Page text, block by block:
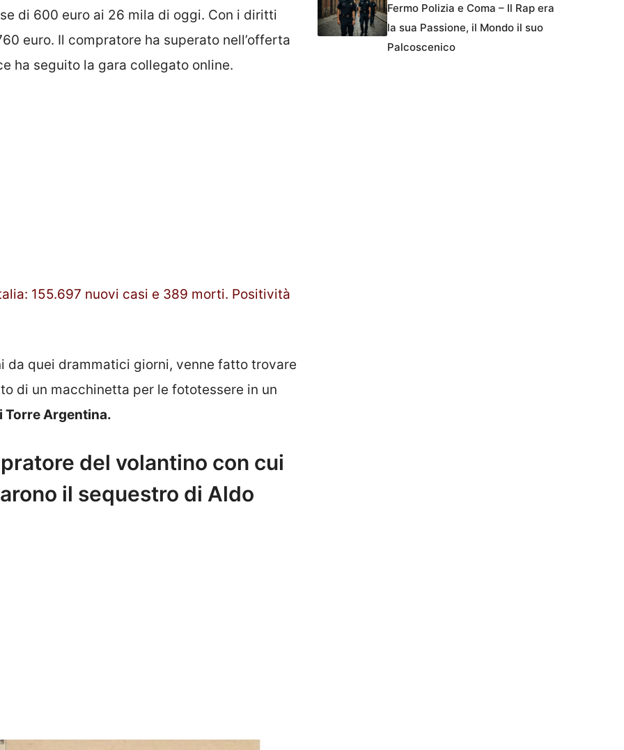
di 600 euro ai 26 mila di oggi. Con i diritti
euro. Il compratore ha superato nell’offerta
ha seguito la gara collegato online.
155.697 nuovi casi e 389 morti. Positività
da quei drammatici giorni, venne fatto trovare
di un macchinetta per le fototessere in un
Torre Argentina.
del volantino con cui
il sequestro di Aldo
Fermo Polizia e Coma – Il Rap era
la sua Passione, il Mondo il suo
Palcoscenico